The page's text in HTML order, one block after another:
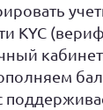
KYC